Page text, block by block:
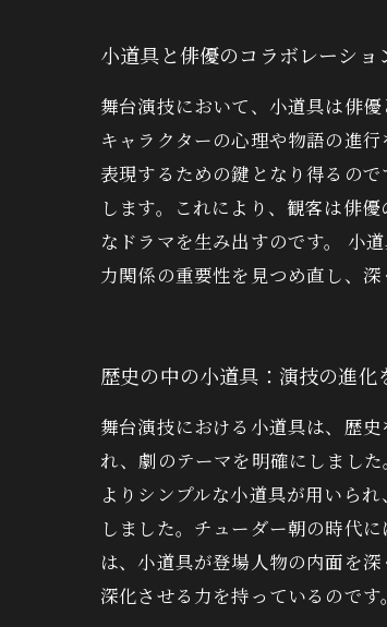
小道具と俳優のコラボレーシ
舞台演技において、小道具は俳
キャラクターの心理や物語の進
表現するための鍵となり得るの
します。これにより、観客は俳
なドラマを生み出すのです。 小
力関係の重要性を見つめ直し、深
歴史の中の小道具：演技の進化
舞台演技における小道具は、歴
れ、劇のテーマを明確にしまし
よりシンプルな小道具が用いら
しました。チューダー朝の時代
は、小道具が登場人物の内面を
深化させる力を持っているのです。